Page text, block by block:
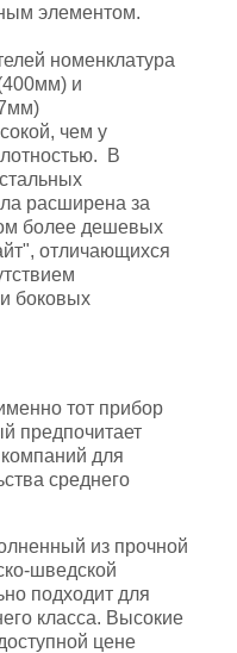
элементом.
номенклатура
и
чем у
В
расширена за
более дешевых
отличающихся
боковых
тот прибор
предпочитает
для
среднего
из прочной
шведской
подходит для
класса. Высокие
цене